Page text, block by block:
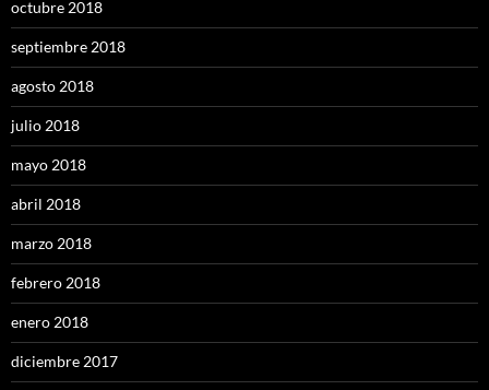
octubre 2018
septiembre 2018
agosto 2018
julio 2018
mayo 2018
abril 2018
marzo 2018
febrero 2018
enero 2018
diciembre 2017